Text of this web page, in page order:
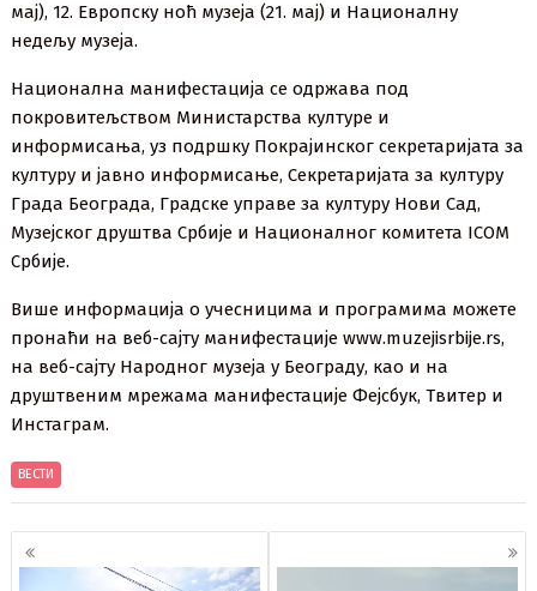
мај), 12. Европску ноћ музеја (21. мај) и Националну
недељу музеја.
Национална манифестација се одржава под
покровитељством Министарства културе и
информисања, уз подршку Покрајинског секретаријата за
културу и јавно информисање, Секретаријата за културу
Града Београда, Градске управе за културу Нови Сад,
Музејског друштва Србије и Националног комитета ICOM
Србије.
Више информација о учесницима и програмима можете
пронаћи на веб-сајту манифестације www.muzejisrbije.rs,
на веб-сајту Народног музеја у Београду, као и на
друштвеним мрежама манифестације Фејсбук, Твитер и
Инстаграм.
ВЕСТИ
Кретање
чланака